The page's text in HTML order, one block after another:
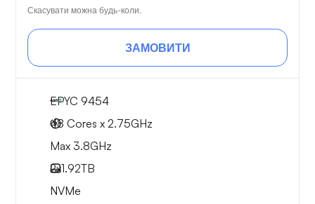
Скасувати можна будь-коли.
ЗАМОВИТИ
EPYC 9454
48 Cores x 2.75GHz
Max 3.8GHz
2x1.92TB
NVMe